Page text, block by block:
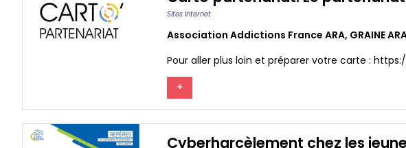
Sites Internet
Association Addictions France ARA, GRAINE
Pour aller plus loin et préparer votre carte :
+
Cyberharcèlement chez les